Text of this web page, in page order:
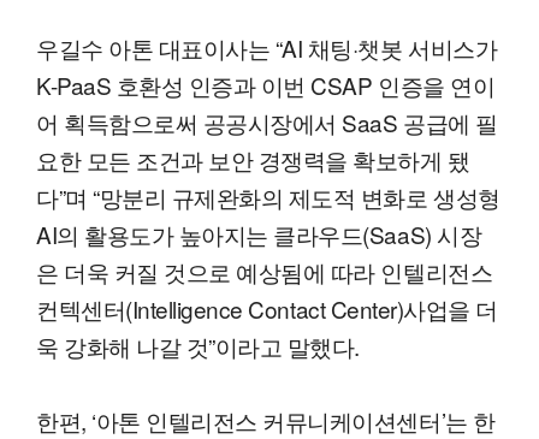
우길수 아톤 대표이사는 “AI 채팅·챗봇 서비스가
K-PaaS 호환성 인증과 이번 CSAP 인증을 연이
어 획득함으로써 공공시장에서 SaaS 공급에 필
요한 모든 조건과 보안 경쟁력을 확보하게 됐
다”며 “망분리 규제완화의 제도적 변화로 생성형
AI의 활용도가 높아지는 클라우드(SaaS) 시장
은 더욱 커질 것으로 예상됨에 따라 인텔리전스
컨텍센터(Intelligence Contact Center)사업을 더
욱 강화해 나갈 것”이라고 말했다.
한편, ‘아톤 인텔리전스 커뮤니케이션센터’는 한